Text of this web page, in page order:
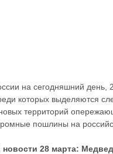
на сегодняшний
которых выделяются
территорий
пошлины на
новости 28 марта: